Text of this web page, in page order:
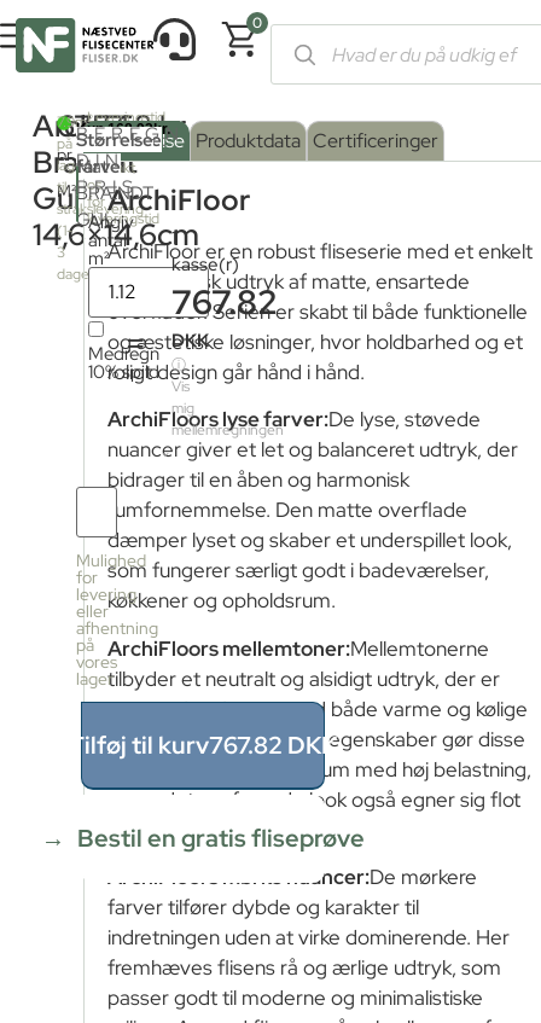
0
Forside/Shop/Fliser og klinker
ArchiFloor
Brændt
Gul
14,6×14,6cm
675,68kr.
pr.
M²
7.9m2
på
lager
til
strakslevering
(1-
3
dage)
Leveringstid
fra
fjernlager:
Kontakt
os
for
leveringstid
Serie
farve:
BRÆNDT
GUL
Overflade:
Mat
Størrelse
BEREGN
DIN
PRIS
Angiv
antal
m²
Medregn
10% spild
=
1
kasse(r)
767.82
DKK
ⓘ
Vis
mig
mellemregningen
Antal
fliser
pr.
kasse
50
stk
≈
1.12m²
Pris
kasse
767.82
DKK
÷
1.12m²
767.82
767.82
DKK
Mulighed
for
levering
eller
afhentning
på
vores
lager
Tilføj til kurv767.82 DKK
Bestil en gratis fliseprøve
Beskrivelse Produktdata Certificeringer
ArchiFloor
ArchiFloor er en robust fliseserie med et enkelt
arkitektonisk udtryk af matte, ensartede
overflader. Serien er skabt til både funktionelle
og æstetiske løsninger, hvor holdbarhed og et
roligt design går hånd i hånd.
ArchiFloors lyse farver:De lyse, støvede
nuancer giver et let og balanceret udtryk, der
bidrager til en åben og harmonisk
rumfornemmelse. Den matte overflade
dæmper lyset og skaber et underspillet look,
som fungerer særligt godt i badeværelser,
køkkener og opholdsrum.
ArchiFloors mellemtoner:Mellemtonerne
tilbyder et neutralt og alsidigt udtryk, der er
nemt at kombinere med både varme og kølige
materialer. Overfladens egenskaber gør disse
farver ideelle til gulve i rum med høj belastning,
mens det ensfarvede look også egner sig flot
til vægflader.
ArchiFloors mørke nuancer:De mørkere
farver tilfører dybde og karakter til
indretningen uden at virke dominerende. Her
fremhæves flisens rå og ærlige udtryk, som
passer godt til moderne og minimalistiske